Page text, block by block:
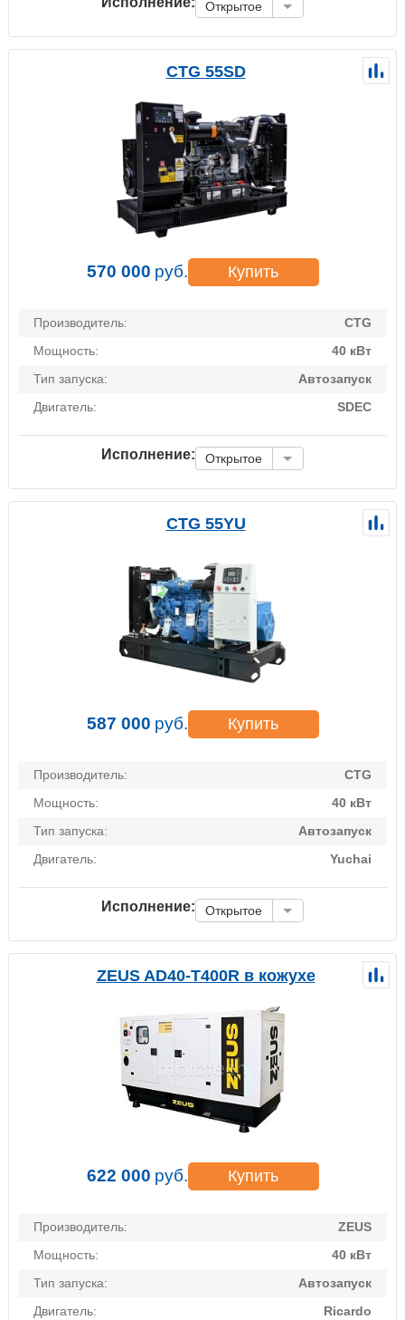
Открытое
CTG 55SD
570 000 руб. Купить
Производитель:
CTG
Мощность:
40 кВт
Тип запуска:
Автозапуск
Двигатель:
SDEC
Исполнение: Открытое
CTG 55YU
587 000 руб. Купить
Производитель:
CTG
Мощность:
40 кВт
Тип запуска:
Автозапуск
Двигатель:
Yuchai
Исполнение: Открытое
ZEUS AD40-T400R в кожухе
622 000 руб. Купить
Производитель:
ZEUS
Мощность:
40 кВт
Тип запуска:
Автозапуск
Двигатель:
Ricardo